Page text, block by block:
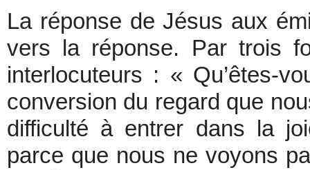
La réponse de Jésus aux
vers la réponse. Par trois
interlocuteurs : « Qu’êtes-
conversion du regard que
difficulté à entrer dans la
parce que nous ne voyons